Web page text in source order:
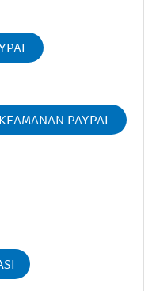
KEAMANAN PAYPAL